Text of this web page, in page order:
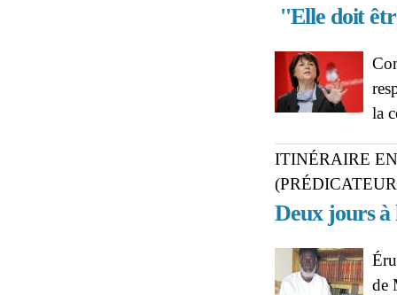
''Elle doit
la
ITINÉRAIRE
Deux jours à
de